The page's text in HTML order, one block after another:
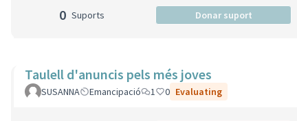
0 Suports Donar suport
Taulell d'anuncis pels més joves
SUSANNA Emancipació 1 0 Evaluating